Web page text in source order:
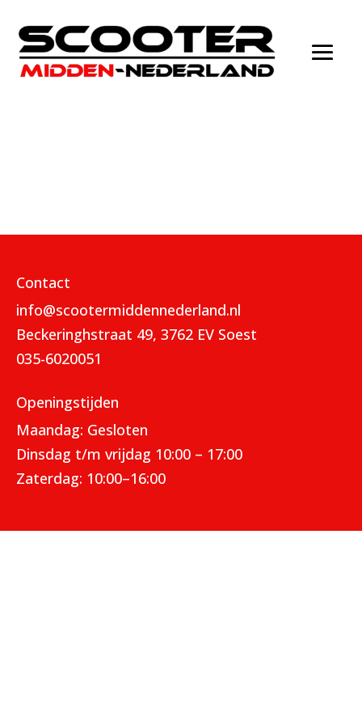
Contact
info@scootermiddennederland.nl
Beckeringhstraat 49, 3762 EV Soest
035-6020051
Openingstijden
Maandag: Gesloten
Dinsdag t/m vrijdag 10:00 – 17:00
Zaterdag: 10:00–16:00